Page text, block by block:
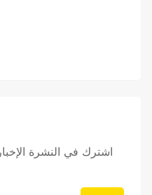
اشترك في النشرة